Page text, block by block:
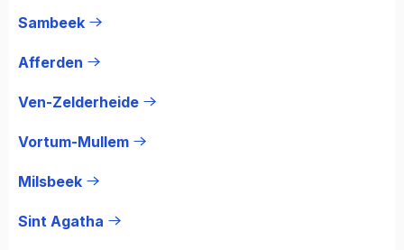
Sambeek
Afferden
Ven-Zelderheide
Vortum-Mullem
Milsbeek
Sint Agatha